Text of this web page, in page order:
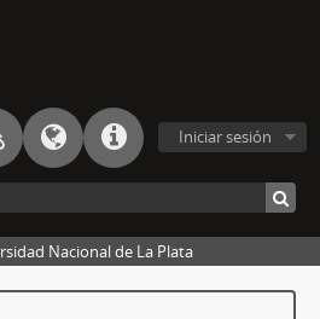
Iniciar sesión
Nacional de La Plata